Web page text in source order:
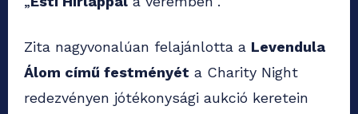
Zita nagyvonalúan felajánlotta a Levendula
Álom című festményét a Charity Night
redezvényen jótékonysági aukció keretein